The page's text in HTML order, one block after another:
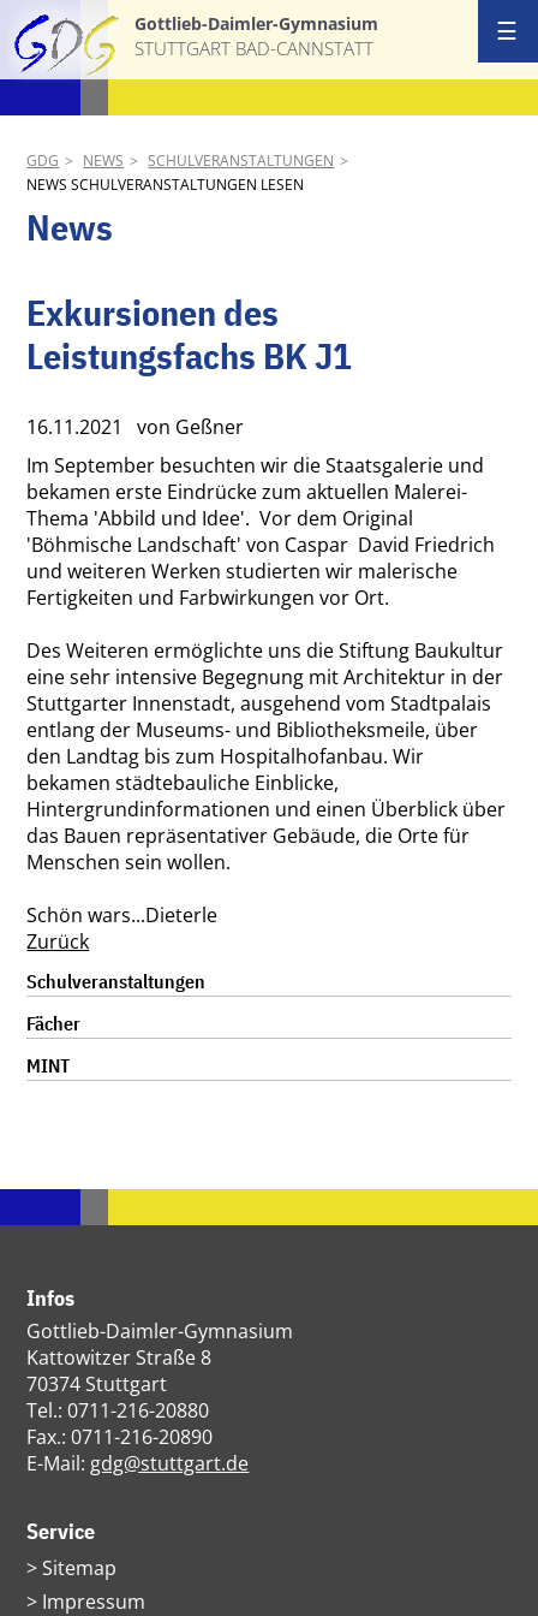
Gottlieb-Daimler-Gymnasium
STUTTGART BAD-CANNSTATT
GDG NEWS
SCHULVERANSTALTUNGEN
NEWS SCHULVERANSTALTUNGEN LESEN
News
Exkursionen des
Leistungsfachs BK J1
16.11.2021
von Geßner
Im September besuchten wir die Staatsgalerie und
bekamen erste Eindrücke zum aktuellen Malerei-
Thema 'Abbild und Idee'. Vor dem Original
'Böhmische Landschaft' von Caspar David Friedrich
und weiteren Werken studierten wir malerische
Fertigkeiten und Farbwirkungen vor Ort.
Des Weiteren ermöglichte uns die Stiftung Baukultur
eine sehr intensive Begegnung mit Architektur in der
Stuttgarter Innenstadt, ausgehend vom Stadtpalais
entlang der Museums- und Bibliotheksmeile, über
den Landtag bis zum Hospitalhofanbau. Wir
bekamen städtebauliche Einblicke,
Hintergrundinformationen und einen Überblick über
das Bauen repräsentativer Gebäude, die Orte für
Menschen sein wollen.
Schön wars...Dieterle
Zurück
Navigation
überspringen
Schulveranstaltungen
Fächer
MINT
☰
Infos
Gottlieb-Daimler-Gymnasium
Kattowitzer Straße 8
70374 Stuttgart
Tel.: 0711-216-20880
Fax.: 0711-216-20890
E-Mail: gdg@stuttgart.de
Service
Navigation
überspringen
Sitemap
Impressum
News